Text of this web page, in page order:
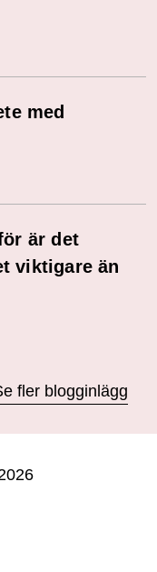
med
är det
viktigare än
fler blogginlägg